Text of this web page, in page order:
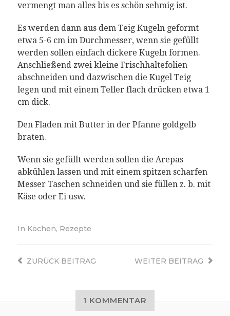
vermengt man alles bis es schön sehmig ist.
Es werden dann aus dem Teig Kugeln geformt
etwa 5-6 cm im Durchmesser, wenn sie gefüllt
werden sollen einfach dickere Kugeln formen.
Anschließend zwei kleine Frischhaltefolien
abschneiden und dazwischen die Kugel Teig
legen und mit einem Teller flach drücken etwa 1
cm dick.
Den Fladen mit Butter in der Pfanne goldgelb
braten.
Wenn sie gefüllt werden sollen die Arepas
abkühlen lassen und mit einem spitzen scharfen
Messer Taschen schneiden und sie füllen z. b. mit
Käse oder Ei usw.
In Kochen, Rezepte
WEITER BEITRAG
ZURÜCKBEITRAG
1 KOMMENTAR